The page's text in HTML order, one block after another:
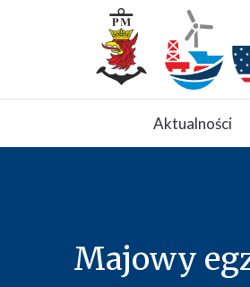
Aktualności
Majowy